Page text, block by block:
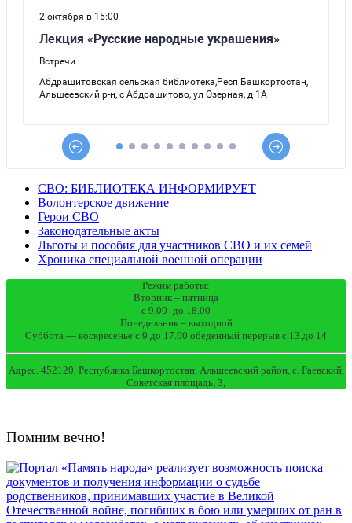
СВО: БИБЛИОТЕКА ИНФОРМИРУЕТ
Волонтерское движение
Герои СВО
Законодательные акты
Льготы и пособия для участников СВО и их семей
Хроника специальной военной операции
Режим работы:
Вторник – пятница
с 9.00- до 18.00
Понедельник – выходной
Суббота — воскресенье с 9 до 17.00 обеденный перерыв с 13.до 14
Адрес. 452120, Республика Башкортостан, Альшеевский район, с. Раевский,
Советская площадь, 3,
Помним вечно!